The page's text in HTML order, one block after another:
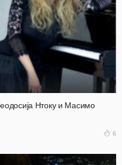
Нтоку и Масимо
6